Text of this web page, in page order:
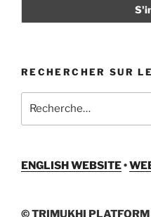
RECHERCHER SUR
pour
ENGLISH WEBSITE•
© TRIMUKHI